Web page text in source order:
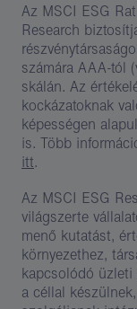
Az MSCI ESG
Research
számára AAA-tól
skálán. Az
kockázatoknak
képességen
is. Több
itt.
Az MSCI ESG
világszerte
menő kutatást,
környezethez,
kapcsolódó üzleti
a céllal